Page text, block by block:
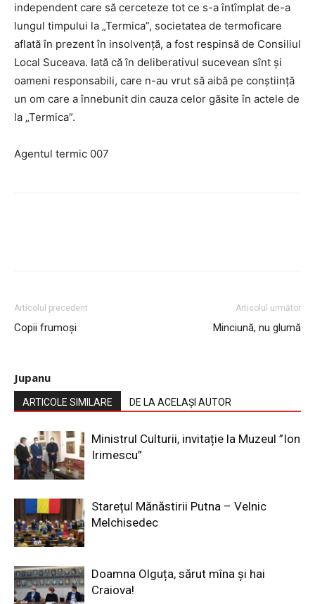
independent care să cerceteze tot ce s-a întîmplat de-a
lungul timpului la „Termica”, societatea de termoficare
aflată în prezent în insolvenţă, a fost respinsă de Consiliul
Local Suceava. Iată că în deliberativul sucevean sînt şi
oameni responsabili, care n-au vrut să aibă pe conştiinţă
un om care a înnebunit din cauza celor găsite în actele de
la „Termica”.
Agentul termic 007
Articolul precedent
Copii frumoşi
Articolul următor
Minciună, nu glumă
Jupanu
ARTICOLE SIMILARE DE LA ACELAȘI AUTOR
Ministrul Culturii, invitație la Muzeul ”Ion
Irimescu”
Starețul Mănăstirii Putna – Velnic
Melchisedec
Doamna Olguța, sărut mîna și hai
Craiova!